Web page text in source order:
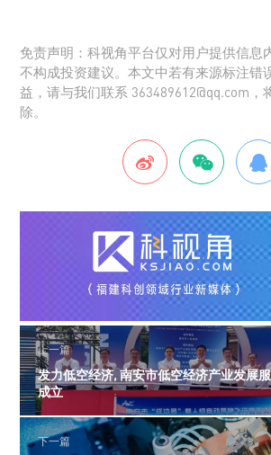
免责声明：科视角平台仅对用户提供信息
不构成投资建议。本文中若有来源标注错
益，请与我们联系 363489612@qq.com，
除。
上一篇
发力低空经济, 南安市低空经济产业发展
成立
下一篇